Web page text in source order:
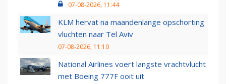
07-08-2026, 11:44
KLM hervat na maandenlange opschorting
vluchten naar Tel Aviv
07-08-2026, 11:10
National Airlines voert langste vrachtvlucht
met Boeing 777F ooit uit